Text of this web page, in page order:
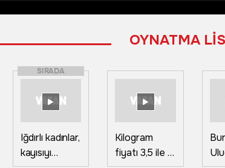
OYNATMA
SIRADA
Iğdırlı kadınlar,
kayısıyı
Kilogram
fiyatı 3,5 ile 5